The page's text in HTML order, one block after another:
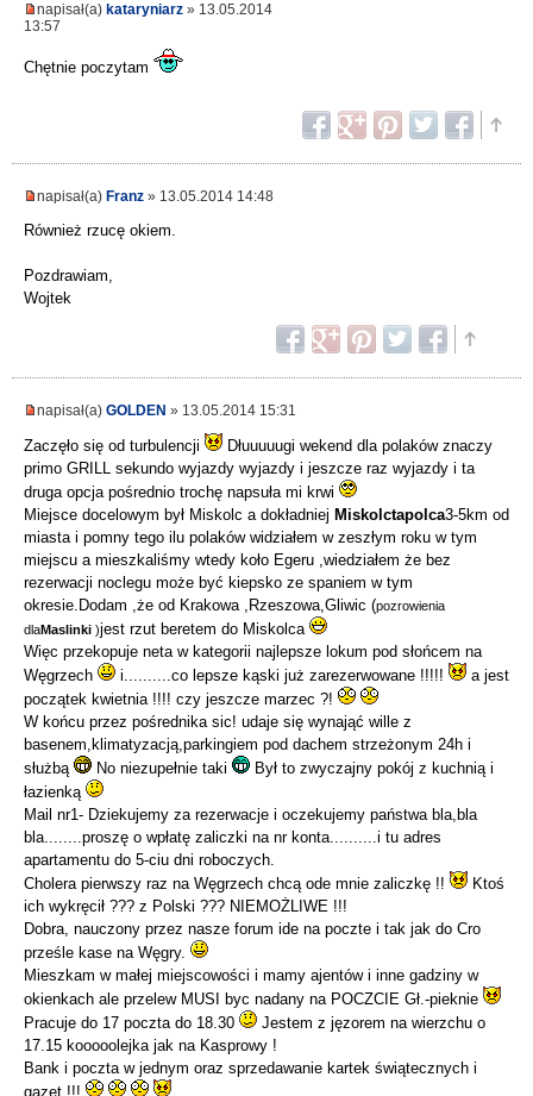
napisał(a) kataryniarz » 13.05.2014
13:57
Chętnie poczytam
napisał(a) Franz » 13.05.2014 14:48
Również rzucę okiem.
Pozdrawiam,
Wojtek
napisał(a) GOLDEN » 13.05.2014 15:31
Zaczęło się od turbulencji
Dłuuuuugi wekend dla polaków znaczy
primo GRILL sekundo wyjazdy wyjazdy i jeszcze raz wyjazdy i ta
druga opcja pośrednio trochę napsuła mi krwi
Miejsce docelowym był Miskolc a dokładniej Miskolctapolca3-5km od
miasta i pomny tego ilu polaków widziałem w zeszłym roku w tym
miejscu a mieszkaliśmy wtedy koło Egeru ,wiedziałem że bez
rezerwacji noclegu może być kiepsko ze spaniem w tym
okresie.Dodam ,że od Krakowa ,Rzeszowa,Gliwic (pozrowienia
dlaMaslinki )jest rzut beretem do Miskolca
Więc przekopuje neta w kategorii najlepsze lokum pod słońcem na
Węgrzech
i..........co lepsze kąski już zarezerwowane !!!!!
a jest
początek kwietnia !!!! czy jeszcze marzec ?!
W końcu przez pośrednika sic! udaje się wynająć wille z
basenem,klimatyzacją,parkingiem pod dachem strzeżonym 24h i
służbą
No niezupełnie taki
Był to zwyczajny pokój z kuchnią i
łazienką
Mail nr1- Dziekujemy za rezerwacje i oczekujemy państwa bla,bla
bla........proszę o wpłatę zaliczki na nr konta..........i tu adres
apartamentu do 5-ciu dni roboczych.
Cholera pierwszy raz na Węgrzech chcą ode mnie zaliczkę !!
Ktoś
ich wykręcił ??? z Polski ??? NIEMOŻLIWE !!!
Dobra, nauczony przez nasze forum ide na poczte i tak jak do Cro
prześle kase na Węgry.
Mieszkam w małej miejscowości i mamy ajentów i inne gadziny w
okienkach ale przelew MUSI byc nadany na POCZCIE Gł.-pieknie
Pracuje do 17 poczta do 18.30
Jestem z jęzorem na wierzchu o
17.15 kooooolejka jak na Kasprowy !
Bank i poczta w jednym oraz sprzedawanie kartek świątecznych i
gazet !!!